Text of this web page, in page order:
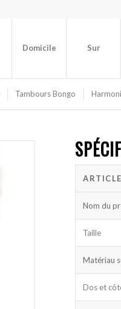
Domicile Sur
Tambours Bongo
ARTICLE
Nom du
Taille
Matériau
Dos et